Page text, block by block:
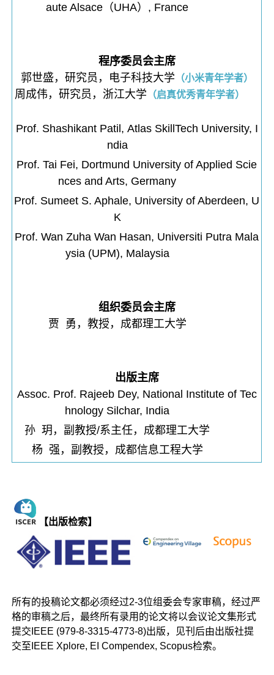
aute Alsace（UHA）, France
程序委员会主席
郭世盛，研究员，电子科技大学 （小米青年学者）
周成伟，研究员，浙江大学 （启真优秀青年学者）
Prof. Shashikant Patil, Atlas SkillTech University, I
ndia
Prof. Tai Fei, Dortmund University of Applied Scie
nces and Arts, Germany
Prof. Sumeet S. Aphale, University of Aberdeen, U
K
Prof. Wan Zuha Wan Hasan, Universiti Putra Mala
ysia (UPM), Malaysia
组织委员会主席
贾 勇，教授，成都理工大学
出版主席
Assoc. Prof. Rajeeb Dey, National Institute of Tec
hnology Silchar, India
孙 玥，副教授/系主任，成都理工大学
杨 强，副教授，成都信息工程大学
【出版检索】
所有的投稿论文都必须经过2-3位组委会专家审稿，经过严
格的审稿之后，最终所有录用的论文将以会议论文集形式
提交IEEE (979-8-3315-4773-8)出版，见刊后由出版社提
交至IEEE Xplore, EI Compendex, Scopus检索。